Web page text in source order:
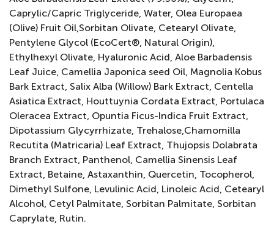
Caprylic/Capric Triglyceride, Water, Olea Europaea
(Olive) Fruit Oil,Sorbitan Olivate, Cetearyl Olivate,
Pentylene Glycol (EcoCert®, Natural Origin),
Ethylhexyl Olivate, Hyaluronic Acid, Aloe Barbadensis
Leaf Juice, Camellia Japonica seed Oil, Magnolia Kobus
Bark Extract, Salix Alba (Willow) Bark Extract, Centella
Asiatica Extract, Houttuynia Cordata Extract, Portulaca
Oleracea Extract, Opuntia Ficus-Indica Fruit Extract,
Dipotassium Glycyrrhizate, Trehalose,Chamomilla
Recutita (Matricaria) Leaf Extract, Thujopsis Dolabrata
Branch Extract, Panthenol, Camellia Sinensis Leaf
Extract, Betaine, Astaxanthin, Quercetin, Tocopherol,
Dimethyl Sulfone, Levulinic Acid, Linoleic Acid, Cetearyl
Alcohol, Cetyl Palmitate, Sorbitan Palmitate, Sorbitan
Caprylate, Rutin.